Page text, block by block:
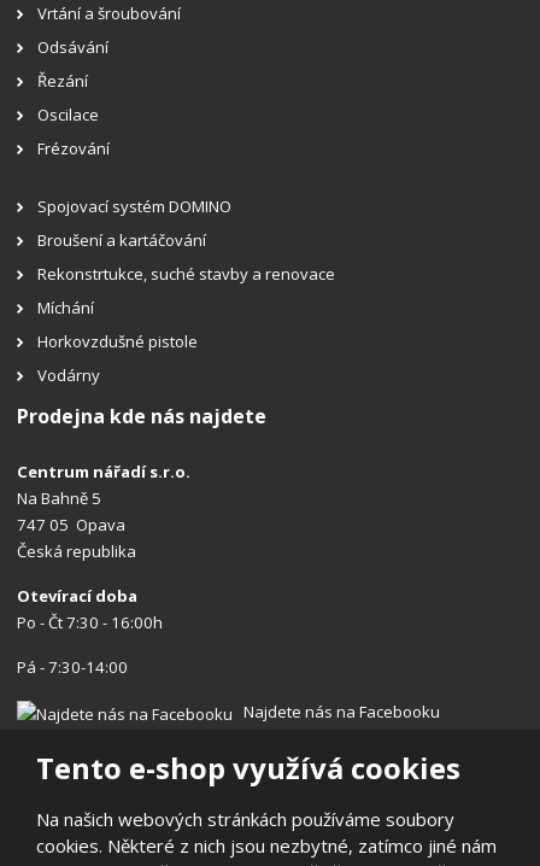
Tento e-shop využívá cookies
Na našich webových stránkách používáme soubory
cookies. Některé z nich jsou nezbytné, zatímco jiné nám
Vrtání a šroubování
Odsávání
Řezání
Oscilace
Frézování
Spojovací systém DOMINO
Broušení a kartáčování
Rekonstrtukce, suché stavby a renovace
Míchání
Horkovzdušné pistole
Vodárny
Prodejna kde nás najdete
Centrum nářadí s.r.o.
Na Bahně 5
747 05 Opava
Česká republika
Otevírací doba
Po - Čt 7:30 - 16:00h
Pá - 7:30-14:00
Najdete nás na Facebooku
© 2026, Centrum nářadí s.r.o.